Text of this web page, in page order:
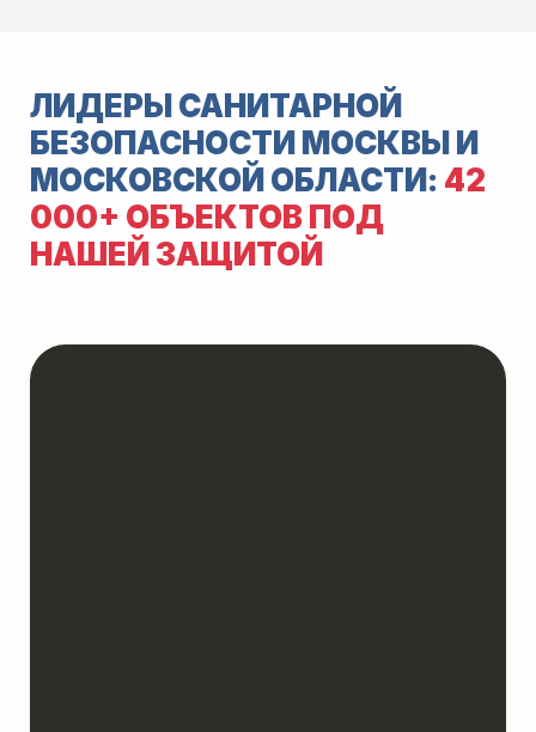
ЛИДЕРЫ САНИТАРНОЙ
БЕЗОПАСНОСТИ МОСКВЫ И
МОСКОВСКОЙ ОБЛАСТИ: 42
000+ ОБЪЕКТОВ ПОД
НАШЕЙ ЗАЩИТОЙ